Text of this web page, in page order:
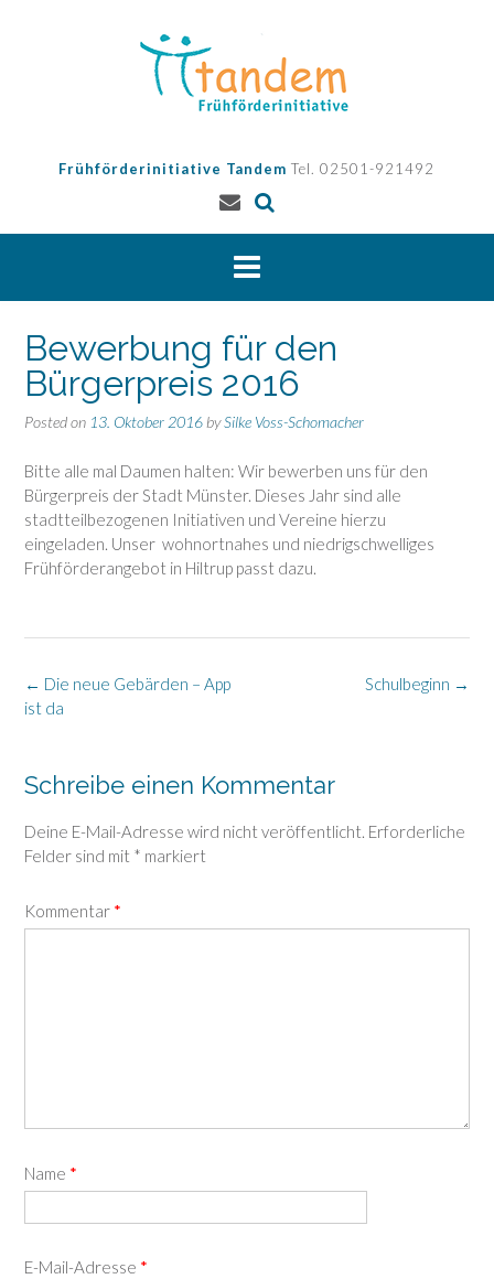
Frühförderinitiative Tandem Tel. 02501-921492
Bewerbung für den
Bürgerpreis 2016
Posted on 13. Oktober 2016 bySilke Voss-Schomacher
Bitte alle mal Daumen halten: Wir bewerben uns für den
Bürgerpreis der Stadt Münster. Dieses Jahr sind alle
stadtteilbezogenen Initiativen und Vereine hierzu
eingeladen. Unser wohnortnahes und niedrigschwelliges
Frühförderangebot in Hiltrup passt dazu.
Post
navigation
Schulbeginn →
← Die neue Gebärden – App
ist da
Schreibe einen Kommentar
Deine E-Mail-Adresse wird nicht veröffentlicht. Erforderliche
Felder sind mit * markiert
Kommentar *
Name *
E-Mail-Adresse *